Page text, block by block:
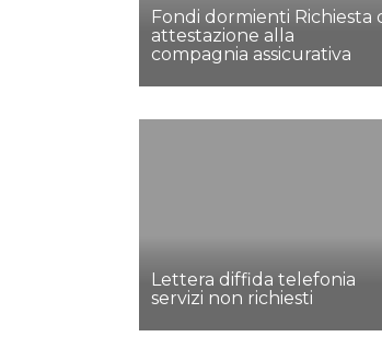
Fondi dormienti Richiesta
attestazione alla
compagnia assicurativa
Lettera diffida telefonia
servizi non richiesti